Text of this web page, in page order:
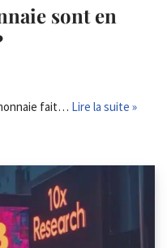
sont en
fait… Lire la suite »